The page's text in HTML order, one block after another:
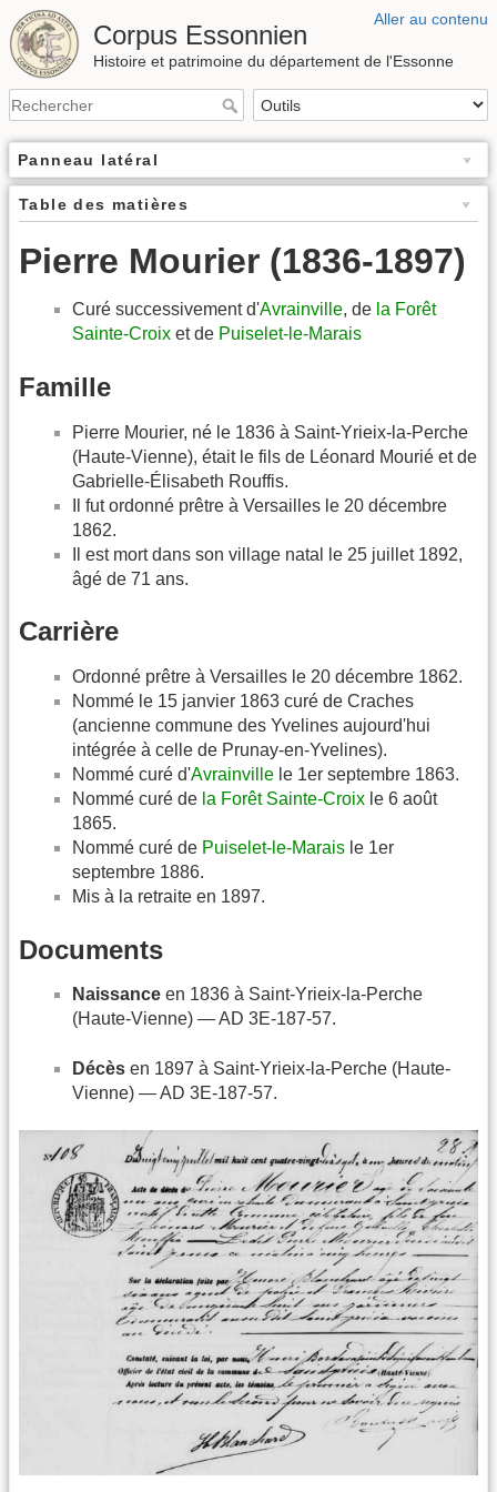
Aller au contenu
Corpus Essonnien
Histoire et patrimoine du département de l'Essonne
Panneau latéral
Table des matières
Pierre Mourier (1836-1897)
Curé successivement d'Avrainville, de la Forêt
Sainte-Croix et de Puiselet-le-Marais
Famille
Pierre Mourier, né le 1836 à Saint-Yrieix-la-Perche
(Haute-Vienne), était le fils de Léonard Mourié et de
Gabrielle-Élisabeth Rouffis.
Il fut ordonné prêtre à Versailles le 20 décembre
1862.
Il est mort dans son village natal le 25 juillet 1892,
âgé de 71 ans.
Carrière
Ordonné prêtre à Versailles le 20 décembre 1862.
Nommé le 15 janvier 1863 curé de Craches
(ancienne commune des Yvelines aujourd'hui
intégrée à celle de Prunay-en-Yvelines).
Nommé curé d'Avrainville le 1er septembre 1863.
Nommé curé de la Forêt Sainte-Croix le 6 août
1865.
Nommé curé de Puiselet-le-Marais le 1er
septembre 1886.
Mis à la retraite en 1897.
Documents
Naissance en 1836 à Saint-Yrieix-la-Perche
(Haute-Vienne) — AD 3E-187-57.
Décès en 1897 à Saint-Yrieix-la-Perche (Haute-
Vienne) — AD 3E-187-57.